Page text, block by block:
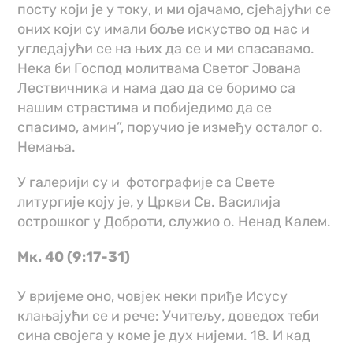
посту који је у току, и ми ојачамо, сјећајући се
оних који су имали боље искуство од нас и
угледајући се на њих да се и ми спасавамо.
Нека би Господ молитвама Светог Јована
Лествичника и нама дао да се боримо са
нашим страстима и побиједимо да се
спасимо, амин”, поручио је између осталог о.
Немања.
У галерији су и фотографије са Свете
литургије коју је, у Цркви Св. Василија
острошког у Доброти, служио о. Ненад Калем.
Мк. 40 (9:17-31)
У вријеме оно, човјек неки приђе Исусу
клањајући се и рече: Учитељу, доведох теби
сина својега у коме је дух нијеми. 18. И кад